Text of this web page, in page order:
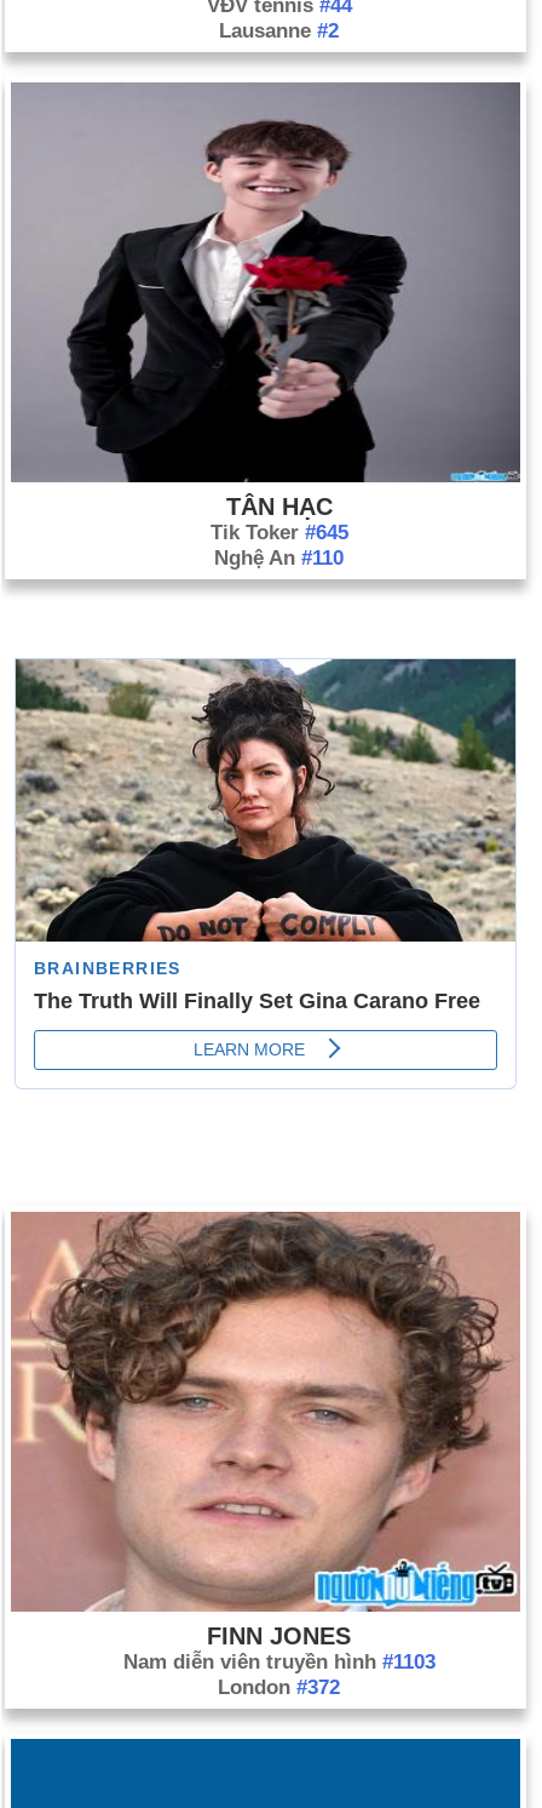
VĐV tennis #44
Lausanne #2
TÂN HẠC
Tik Toker #645
Nghệ An #110
FINN JONES
Nam diễn viên truyền hình #1103
London #372